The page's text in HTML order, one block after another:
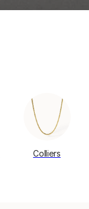
Colliers